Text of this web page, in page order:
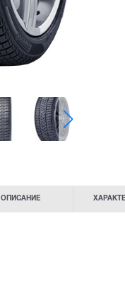
ОПИСАНИЕ